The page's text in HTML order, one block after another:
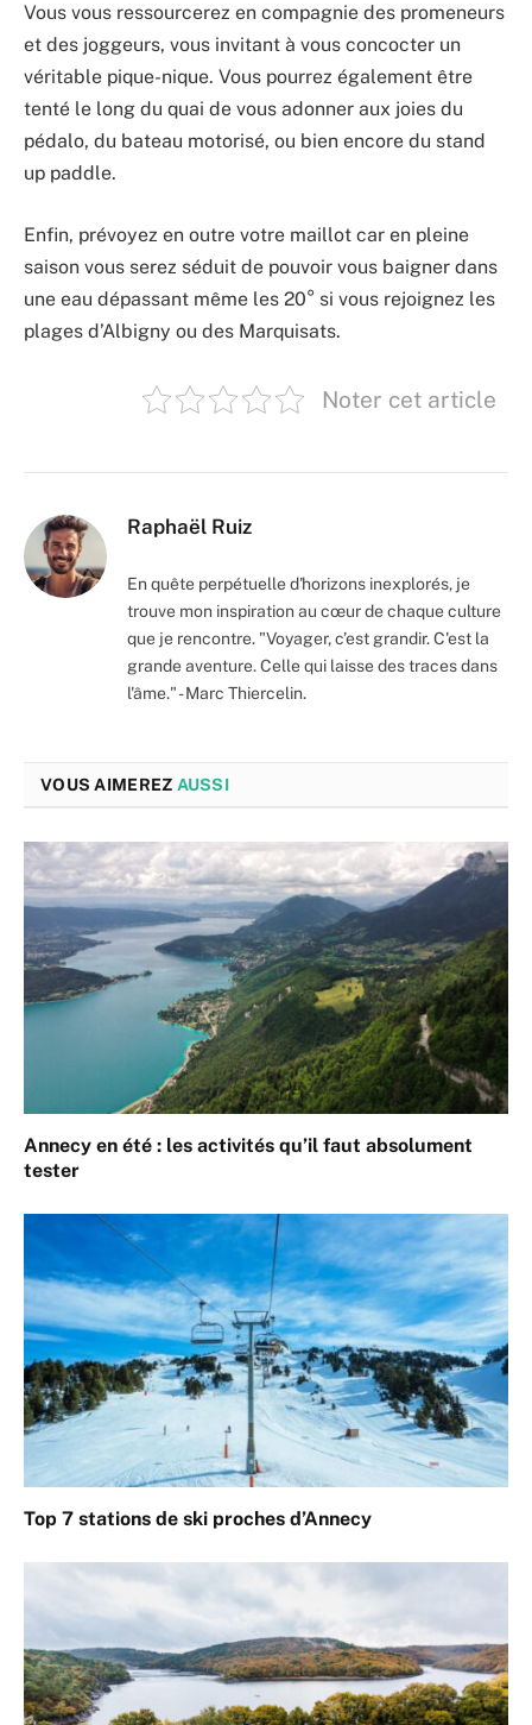
Vous vous ressourcerez en compagnie des promeneurs
et des joggeurs, vous invitant à vous concocter un
véritable pique-nique. Vous pourrez également être
tenté le long du quai de vous adonner aux joies du
pédalo, du bateau motorisé, ou bien encore du stand
up paddle.
Enfin, prévoyez en outre votre maillot car en pleine
saison vous serez séduit de pouvoir vous baigner dans
une eau dépassant même les 20° si vous rejoignez les
plages d’Albigny ou des Marquisats.
Noter cet article
Raphaël Ruiz
En quête perpétuelle d'horizons inexplorés, je
trouve mon inspiration au cœur de chaque culture
que je rencontre. "Voyager, c’est grandir. C'est la
grande aventure. Celle qui laisse des traces dans
l'âme." - Marc Thiercelin.
VOUS AIMEREZ AUSSI
Annecy en été : les activités qu’il faut absolument
tester
Top 7 stations de ski proches d’Annecy